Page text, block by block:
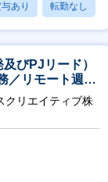
あり 転勤なし
びPJリード）
／リモート週
クリエイティブ株